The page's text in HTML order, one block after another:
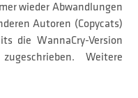
wieder Abwandlungen
Autoren (Copycats)
die WannaCry-Version
Weitere